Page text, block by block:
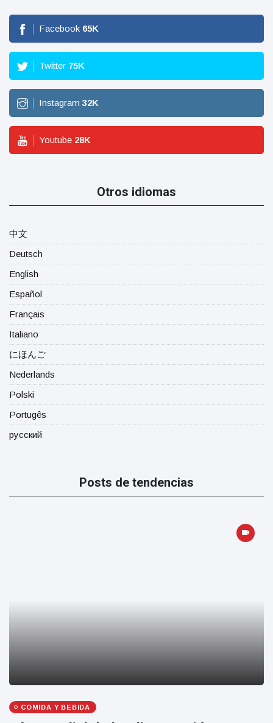
Facebook 65K
Twitter 75K
Instagram 32K
Youtube 28K
Otros idiomas
中文
Deutsch
English
Español
Français
Italiano
にほんご
Nederlands
Polski
Portugês
русский
Posts de tendencias
COMIDA Y BEBIDA